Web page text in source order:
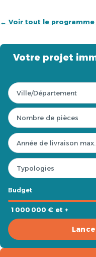
← Voir tout le programme
Votre projet
Budget
1 000 000 € et +